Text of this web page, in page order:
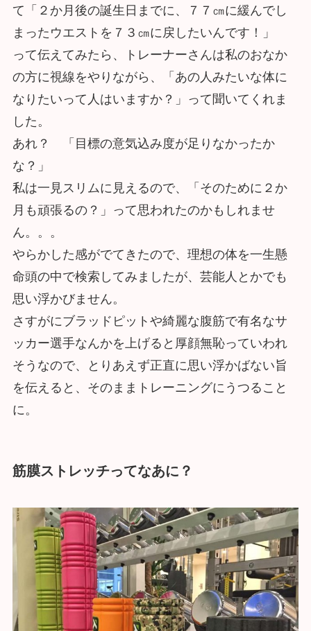
て「２か月後の誕生日までに、７７㎝に緩んでし
まったウエストを７３㎝に戻したいんです！」
って伝えてみたら、トレーナーさんは私のおなか
の方に視線をやりながら、「あの人みたいな体に
なりたいって人はいますか？」って聞いてくれま
した。
あれ？ 「目標の意気込み度が足りなかったか
な？」
私は一見スリムに見えるので、「そのために２か
月も頑張るの？」って思われたのかもしれませ
ん。。。
やらかした感がでてきたので、理想の体を一生懸
命頭の中で検索してみましたが、芸能人とかでも
思い浮かびません。
さすがにブラッドピットや綺麗な腹筋で有名なサ
ッカー選手なんかを上げると厚顔無恥っていわれ
そうなので、とりあえず正直に思い浮かばない旨
を伝えると、そのままトレーニングにうつること
に。
筋膜ストレッチってなあに？